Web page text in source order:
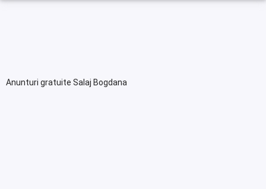
Anunturi gratuite Salaj Bogdana